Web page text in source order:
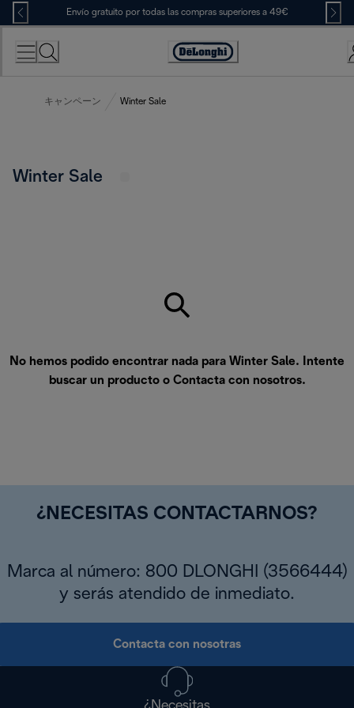
Skip
to
Content
Envío gratuito por todas las compras superiores a 49€
Accessibility
キャンペーン Winter Sale
Winter Sale
No hemos podido encontrar nada para Winter Sale. Intente
buscar un producto o Contacta con nosotros.
¿NECESITAS CONTACTARNOS?
Marca al número: 800 DLONGHI (3566444)
y serás atendido de inmediato.
Contacta con nosotras